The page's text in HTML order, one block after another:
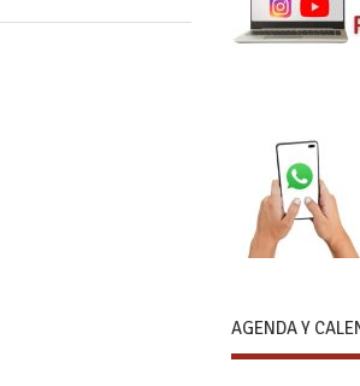
AGENDA Y